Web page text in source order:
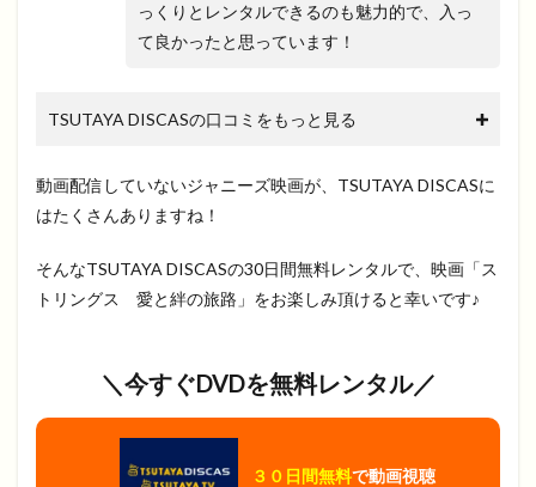
っくりとレンタルできるのも魅力的で、入っ
て良かったと思っています！
TSUTAYA DISCASの口コミをもっと見る
動画配信していないジャニーズ映画が、TSUTAYA DISCASに
はたくさんありますね！
そんなTSUTAYA DISCASの30日間無料レンタルで、映画「ス
トリングス 愛と絆の旅路」をお楽しみ頂けると幸いです♪
＼今すぐDVDを無料レンタル／
３０日間無料で動画視聴